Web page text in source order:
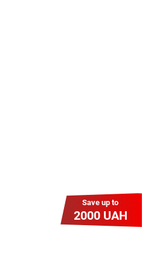
Save up to
2000 UAH